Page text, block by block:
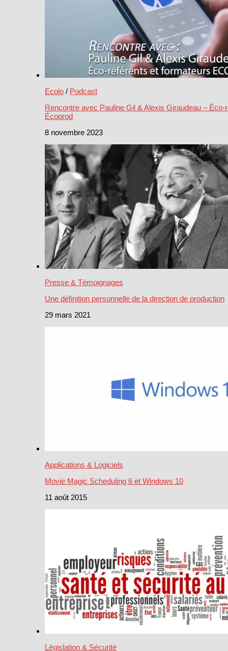
Ecolo / Podcast
Rencontre avec Pauline Gil & Alexis Giraudeau –
Écoprod
8 novembre 2023
Presse & Témoignages
Une définition personnelle de la direction de production
29 mars 2021
Applications & Logiciels
Movie Magic Scheduling 6 et Windows 10
11 août 2015
Législation & Sécurité